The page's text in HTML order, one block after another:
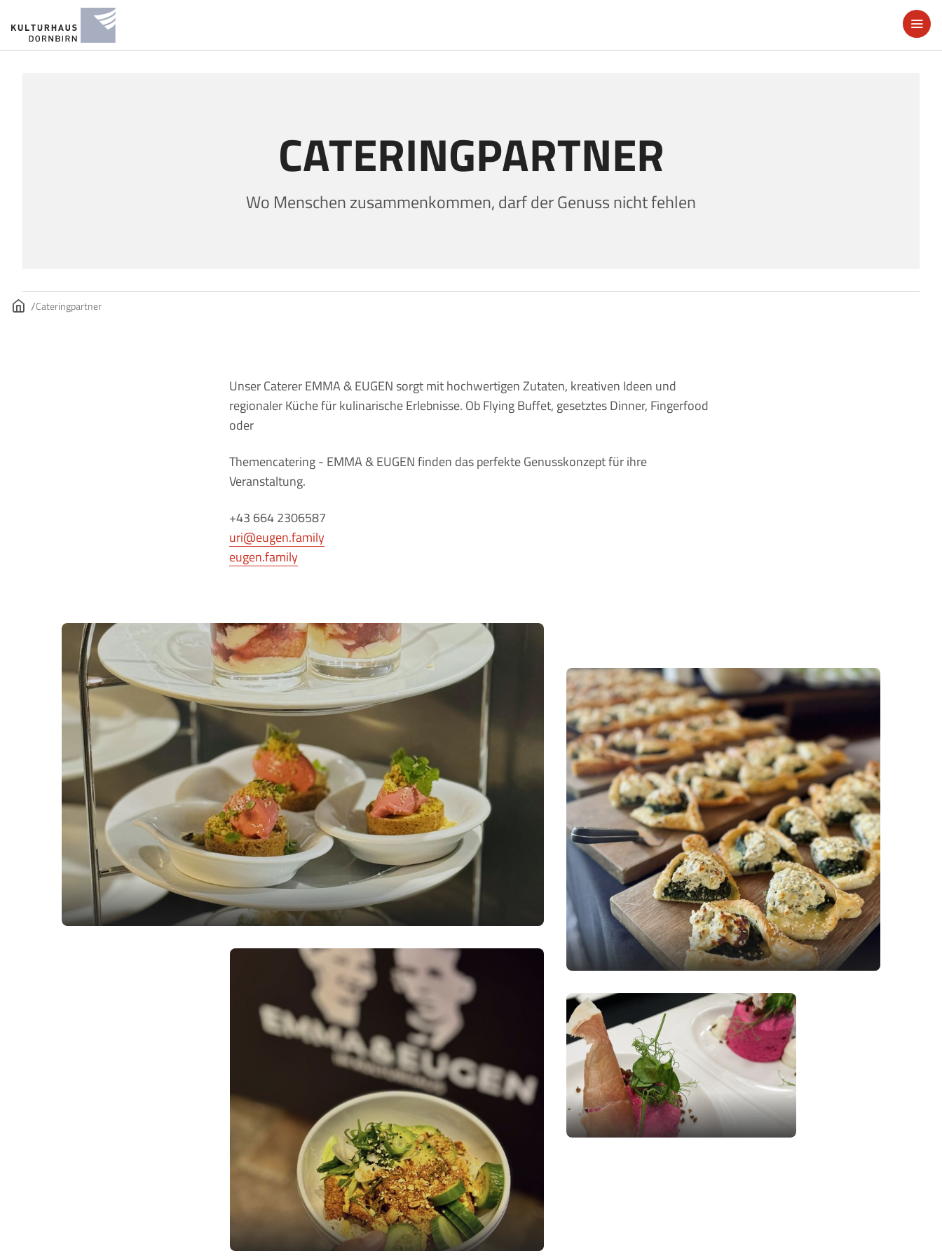
CATERINGPARTNER
Wo Menschen zusammenkommen, darf der Genuss nicht fehlen
Cateringpartner
Unser Caterer EMMA & EUGEN sorgt mit hochwertigen Zutaten, kreativen Ideen und
regionaler Küche für kulinarische Erlebnisse. Ob Flying Buffet, gesetztes Dinner, Fingerfood
oder
Themencatering - EMMA & EUGEN finden das perfekte Genusskonzept für ihre
Veranstaltung.
+43 664 2306587
uri@eugen.family
eugen.family